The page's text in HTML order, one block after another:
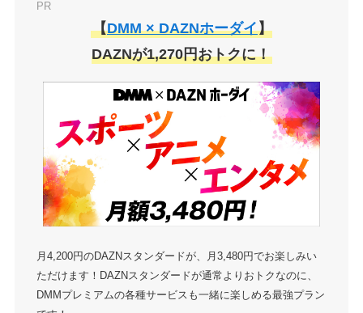
PR
【DMM × DAZNホーダイ】
DAZNが1,270円おトクに！
月4,200円のDAZNスタンダードが、月3,480円でお楽しみい
ただけます！DAZNスタンダードが通常よりおトクなのに、
DMMプレミアムの各種サービスも一緒に楽しめる最強プラン